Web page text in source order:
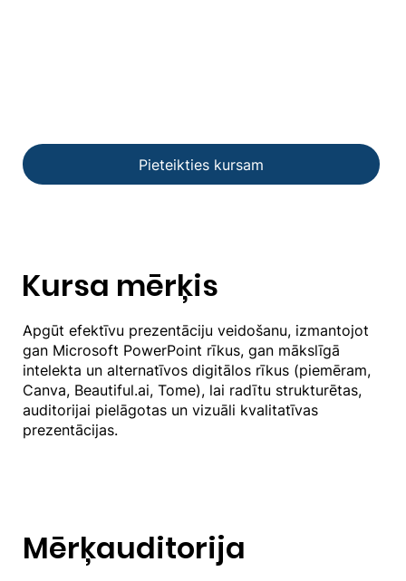
Pieteikties kursam
Kursa mērķis
Apgūt efektīvu prezentāciju veidošanu, izmantojot
gan Microsoft PowerPoint rīkus, gan mākslīgā
intelekta un alternatīvos digitālos rīkus (piemēram,
Canva, Beautiful.ai, Tome), lai radītu strukturētas,
auditorijai pielāgotas un vizuāli kvalitatīvas
prezentācijas.
Mērķauditorija